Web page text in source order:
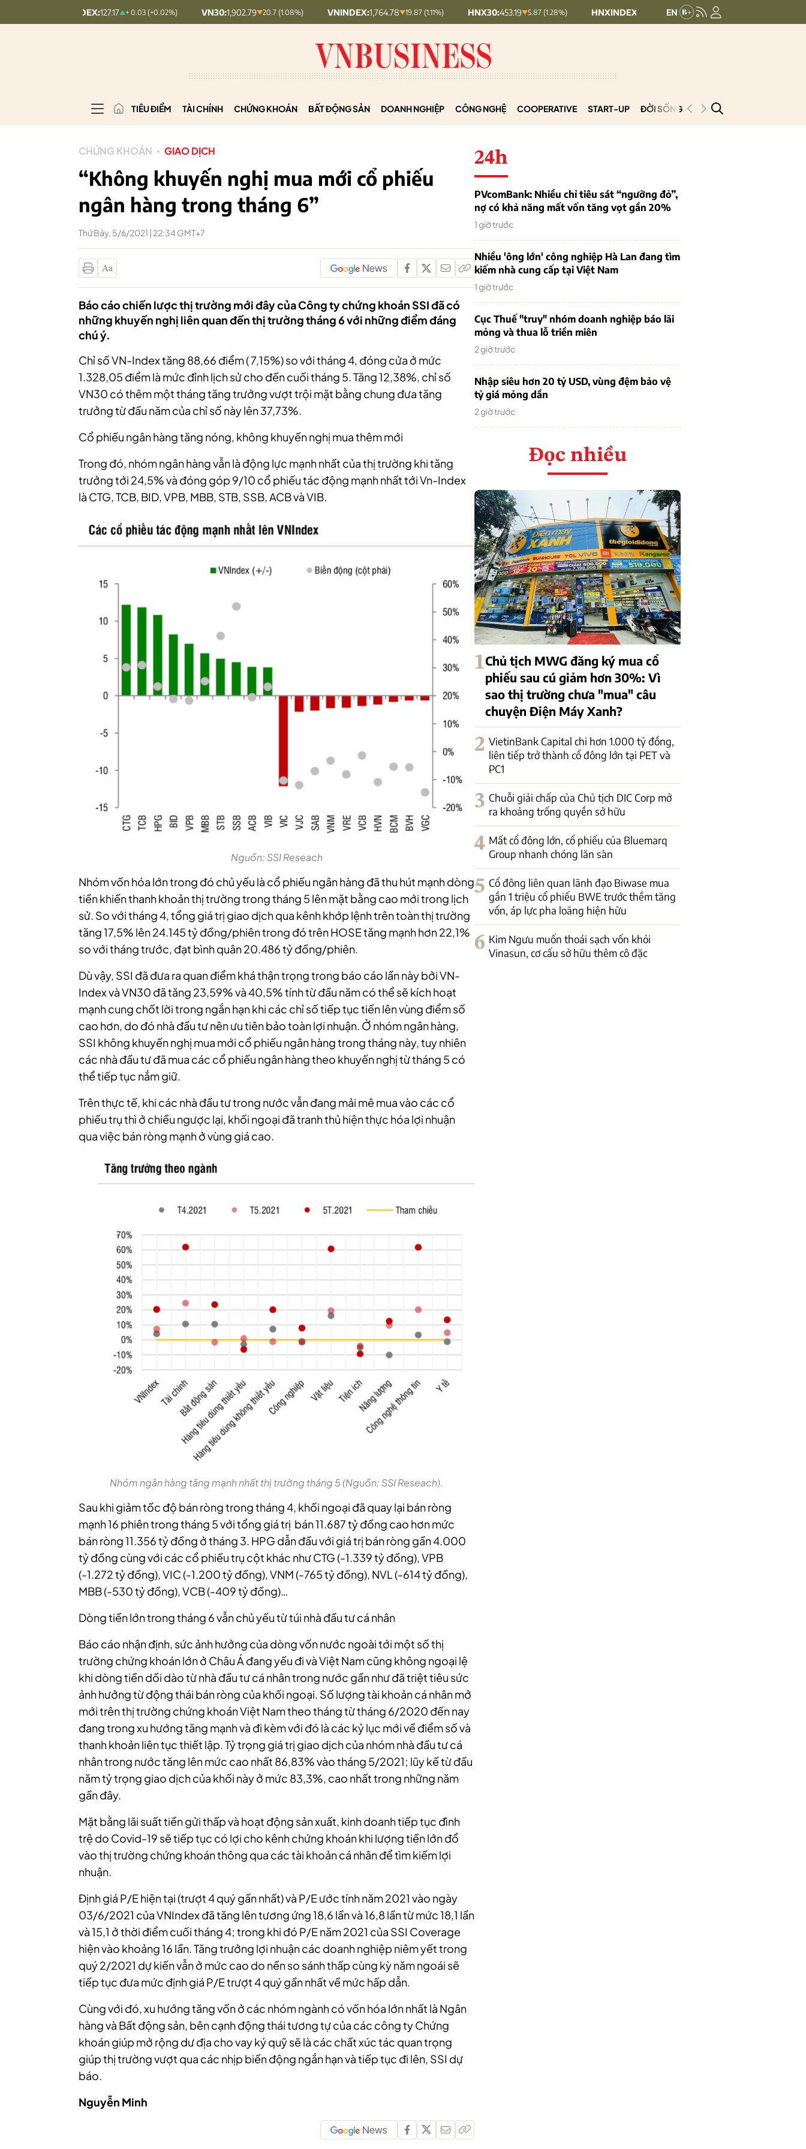
+ 0.03 (+0.02%) VN30: 1,902.79 20.7 (1.08%) VNINDEX:1,764.78 19.87 (1.11%) HNX30: 453.19 5.87 (1.28%) HNXINDEX:292.64 8.56 (2.84%) UPCOMINDEX:
TIÊU ĐIỂM TÀI CHÍNH CHỨNG KHOÁN BẤT ĐỘNG SẢN DOANH NGHIỆP CÔNG NGHỆ COOPERATIVE START-UP ĐỜI SỐNG PODCAST
CHỨNG KHOÁN GIAO DỊCH
“Không khuyến nghị mua mới cổ phiếu
ngân hàng trong tháng 6”
Thứ Bảy, 5/6/2021 | 22:34 GMT+7
Báo cáo chiến lược thị trường mới đây của Công ty chứng khoán SSI đã có
những khuyến nghị liên quan đến thị trường tháng 6 với những điểm đáng
chú ý.
Chỉ số VN-Index tăng 88,66 điểm ( 7,15%) so với tháng 4, đóng cửa ở mức
1.328,05 điểm là mức đỉnh lịch sử cho đến cuối tháng 5. Tăng 12,38%, chỉ số
VN30 có thêm một tháng tăng trưởng vượt trội mặt bằng chung đưa tăng
trưởng từ đầu năm của chỉ số này lên 37,73%.
Cổ phiếu ngân hàng tăng nóng, không khuyến nghị mua thêm mới
Trong đó, nhóm ngân hàng vẫn là động lực mạnh nhất của thị trường khi tăng
trưởng tới 24,5% và đóng góp 9/10 cổ phiếu tác động mạnh nhất tới Vn-Index
là CTG, TCB, BID, VPB, MBB, STB, SSB, ACB và VIB.
Nguồn: SSI Reseach
Nhóm vốn hóa lớn trong đó chủ yếu là cổ phiếu ngân hàng đã thu hút mạnh dòng
tiền khiến thanh khoản thị trường trong tháng 5 lên mặt bằng cao mới trong lịch
sử. So với tháng 4, tổng giá trị giao dịch qua kênh khớp lệnh trên toàn thị trường
tăng 17,5% lên 24.145 tỷ đồng/phiên trong đó trên HOSE tăng mạnh hơn 22,1%
so với tháng trước, đạt bình quân 20.486 tỷ đồng/phiên.
Dù vậy, SSI đã đưa ra quan điểm khá thận trọng trong báo cáo lần này bởi VN-
Index và VN30 đã tăng 23,59% và 40,5% tính từ đầu năm có thể sẽ kích hoạt
mạnh cung chốt lời trong ngắn hạn khi các chỉ số tiếp tục tiến lên vùng điểm số
cao hơn, do đó nhà đầu tư nên ưu tiên bảo toàn lợi nhuận. Ở nhóm ngân hàng,
SSI không khuyến nghị mua mới cổ phiếu ngân hàng trong tháng này, tuy nhiên
các nhà đầu tư đã mua các cổ phiếu ngân hàng theo khuyến nghị từ tháng 5 có
thể tiếp tục nắm giữ.
Trên thực tế, khi các nhà đầu tư trong nước vẫn đang mải mê mua vào các cổ
phiếu trụ thì ở chiều ngược lại, khối ngoại đã tranh thủ hiện thực hóa lợi nhuận
qua việc bán ròng mạnh ở vùng giá cao.
Nhóm ngân hàng tăng mạnh nhất thị trường tháng 5 (Nguồn: SSI Reseach).
Sau khi giảm tốc độ bán ròng trong tháng 4, khối ngoại đã quay lại bán ròng
mạnh 16 phiên trong tháng 5 với tổng giá trị bán 11.687 tỷ đồng cao hơn mức
bán ròng 11.356 tỷ đồng ở tháng 3. HPG dẫn đầu với giá trị bán ròng gần 4.000
tỷ đồng cùng với các cổ phiếu trụ cột khác như CTG (-1.339 tỷ đồng), VPB
(-1.272 tỷ đồng), VIC (-1.200 tỷ đồng), VNM (-765 tỷ đồng), NVL (-614 tỷ đồng),
MBB (-530 tỷ đồng), VCB (-409 tỷ đồng)…
Dòng tiền lớn trong tháng 6 vẫn chủ yếu từ túi nhà đầu tư cá nhân
Báo cáo nhận định, sức ảnh hưởng của dòng vốn nước ngoài tới một số thị
trường chứng khoán lớn ở Châu Á đang yếu đi và Việt Nam cũng không ngoại lệ
khi dòng tiền dồi dào từ nhà đầu tư cá nhân trong nước gần như đã triệt tiêu sức
ảnh hưởng từ động thái bán ròng của khối ngoại. Số lượng tài khoản cá nhân mở
mới trên thị trường chứng khoán Việt Nam theo tháng từ tháng 6/2020 đến nay
đang trong xu hướng tăng mạnh và đi kèm với đó là các kỷ lục mới về điểm số và
thanh khoản liên tục thiết lập. Tỷ trọng giá trị giao dịch của nhóm nhà đầu tư cá
nhân trong nước tăng lên mức cao nhất 86,83% vào tháng 5/2021; lũy kế từ đầu
năm tỷ trọng giao dịch của khối này ở mức 83,3%, cao nhất trong những năm
gần đây.
Mặt bằng lãi suất tiền gửi thấp và hoạt động sản xuất, kinh doanh tiếp tục đình
trệ do Covid-19 sẽ tiếp tục có lợi cho kênh chứng khoán khi lượng tiền lớn đổ
vào thị trường chứng khoán thông qua các tài khoản cá nhân để tìm kiếm lợi
nhuận.
Định giá P/E hiện tại (trượt 4 quý gần nhất) và P/E ước tính năm 2021 vào ngày
03/6/2021 của VNIndex đã tăng lên tương ứng 18,6 lần và 16,8 lần từ mức 18,1 lần
và 15,1 ở thời điểm cuối tháng 4; trong khi đó P/E năm 2021 của SSI Coverage
hiện vào khoảng 16 lần. Tăng trưởng lợi nhuận các doanh nghiệp niêm yết trong
quý 2/2021 dự kiến vẫn ở mức cao do nền so sánh thấp cùng kỳ năm ngoái sẽ
tiếp tục đưa mức định giá P/E trượt 4 quý gần nhất về mức hấp dẫn.
Cùng với đó, xu hướng tăng vốn ở các nhóm ngành có vốn hóa lớn nhất là Ngân
hàng và Bất động sản, bên cạnh động thái tương tự của các công ty Chứng
khoán giúp mở rộng dư địa cho vay ký quỹ sẽ là các chất xúc tác quan trọng
giúp thị trường vượt qua các nhịp biến động ngắn hạn và tiếp tục đi lên, SSI dự
báo.
Nguyễn Minh
24h
PVcomBank: Nhiều chỉ tiêu sát “ngưỡng đỏ”,
nợ có khả năng mất vốn tăng vọt gần 20%
1 giờ trước
Nhiều 'ông lớn' công nghiệp Hà Lan đang tìm
kiếm nhà cung cấp tại Việt Nam
1 giờ trước
Cục Thuế "truy" nhóm doanh nghiệp báo lãi
mỏng và thua lỗ triền miên
2 giờ trước
Nhập siêu hơn 20 tỷ USD, vùng đệm bảo vệ
tỷ giá mỏng dần
2 giờ trước
Đọc nhiều
1Chủ tịch MWG đăng ký mua cổ
phiếu sau cú giảm hơn 30%: Vì
sao thị trường chưa "mua" câu
chuyện Điện Máy Xanh?
2 VietinBank Capital chi hơn 1.000 tỷ đồng,
liên tiếp trở thành cổ đông lớn tại PET và
PC1
3 Chuỗi giải chấp của Chủ tịch DIC Corp mở
ra khoảng trống quyền sở hữu
4 Mất cổ đông lớn, cổ phiếu của Bluemarq
Group nhanh chóng lăn sàn
5 Cổ đông liên quan lãnh đạo Biwase mua
gần 1 triệu cổ phiếu BWE trước thềm tăng
vốn, áp lực pha loãng hiện hữu
6 Kim Ngưu muốn thoái sạch vốn khỏi
Vinasun, cơ cấu sở hữu thêm cô đặc